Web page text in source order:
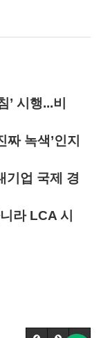
시행...비
녹색’인지
기업 국제 경
라 LCA 시